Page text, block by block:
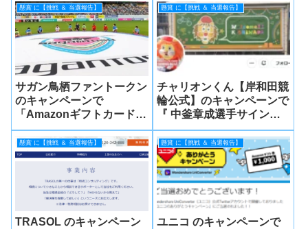
懸賞 に【挑戦 ＆ 当選報告】
サガン鳥栖ファントークン
のキャンペーンで
「Amazonギフトカード」
が当選しました！
懸賞 に【挑戦 ＆ 当選報告】
チャリオンくん【岸和田競
輪公式】のキャンペーンで
『 中釜章成選手サイン付
きクオカード ＆ キーホル
ダー 』が当選しました！
懸賞 に【挑戦 ＆ 当選報告】
TRASOL のキャンペーン
懸賞 に【挑戦 ＆ 当選報告】
ユニコ のキャンペーンで